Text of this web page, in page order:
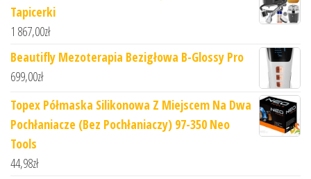
Tapicerki
1 867,00zł
Beautifly Mezoterapia Bezigłowa B-Glossy Pro
699,00zł
Topex Półmaska Silikonowa Z Miejscem Na Dwa
Pochłaniacze (Bez Pochłaniaczy) 97-350 Neo
Tools
44,98zł